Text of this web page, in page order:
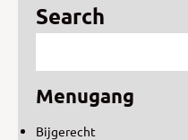
Search
Menugang
Bijgerecht